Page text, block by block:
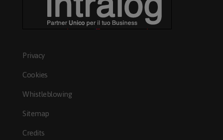
Privacy
Cookies
Whistleblowing
Sitemap
Credits